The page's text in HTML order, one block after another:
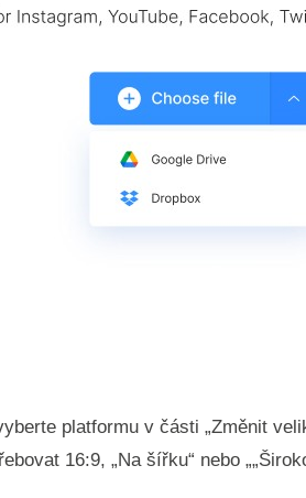
platformu v části „Změnit
16:9, „Na šířku“ nebo